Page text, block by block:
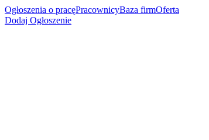
Ogłoszenia o pracęPracownicyBaza firmOferta
Dodaj Ogłoszenie